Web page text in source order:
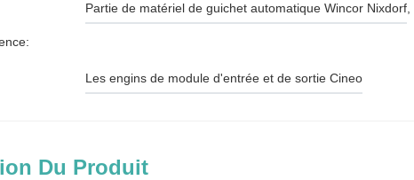
Partie de matériel de guichet automatique Wincor Nixdorf
Les engins de module d'entrée et de sortie Cineo
Du Produit